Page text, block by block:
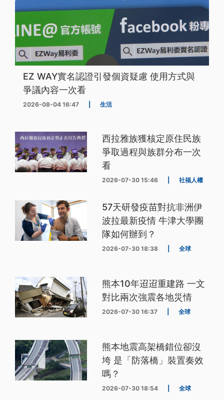
EZ WAY實名認證引發個資疑慮 使用方式與
爭議內容一次看
2026-08-04 16:47 生活
西拉雅族獲核定原住民族
爭取過程與族群分布一次
看
2026-07-30 15:46 社福人權
57天研發疫苗對抗非洲伊
波拉最新疫情 牛津大學團
隊如何辦到？
2026-07-30 18:38 全球
熊本10年迢迢重建路 一文
對比兩次強震各地災情
2026-07-30 16:37 全球
熊本地震高架橋錯位卻沒
垮 是「防落橋」裝置奏效
嗎？
2026-07-30 18:54 全球